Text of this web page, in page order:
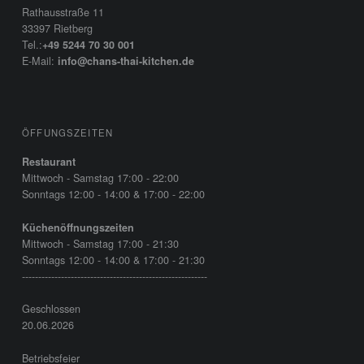
Rathausstraße 11
33397 Rietberg
Tel.:+49 5244 70 30 001
E-Mail: info@chans-thai-kitchen.de
ÖFFUNGSZEITEN
Restaurant
Mittwoch - Samstag 17:00 - 22:00
Sonntags 12:00 - 14:00 & 17:00 - 22:00
Küchenöffnungszeiten
Mittwoch - Samstag 17:00 - 21:30
Sonntags 12:00 - 14:00 & 17:00 - 21:30
---------------------------------------------------------
Geschlossen
20.06.2026
Betriebsfeier